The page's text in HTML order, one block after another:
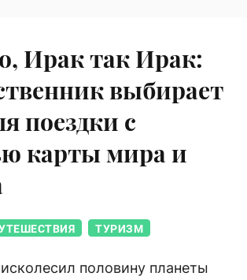
Ирак так Ирак:
выбирает
поездки с
карты мира и
ТУРИЗМ
половину планеты